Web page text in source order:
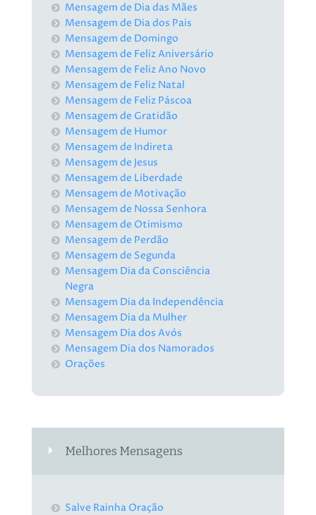
Mensagem de Dia das Mães
Mensagem de Dia dos Pais
Mensagem de Domingo
Mensagem de Feliz Aniversário
Mensagem de Feliz Ano Novo
Mensagem de Feliz Natal
Mensagem de Feliz Páscoa
Mensagem de Gratidão
Mensagem de Humor
Mensagem de Indireta
Mensagem de Jesus
Mensagem de Liberdade
Mensagem de Motivação
Mensagem de Nossa Senhora
Mensagem de Otimismo
Mensagem de Perdão
Mensagem de Segunda
Mensagem Dia da Consciência
Negra
Mensagem Dia da Independência
Mensagem Dia da Mulher
Mensagem Dia dos Avós
Mensagem Dia dos Namorados
Orações
Melhores Mensagens
Salve Rainha Oração